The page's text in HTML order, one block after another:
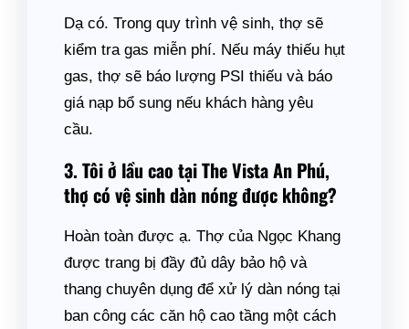
Dạ có. Trong quy trình vệ sinh, thợ sẽ
kiểm tra gas miễn phí. Nếu máy thiếu hụt
gas, thợ sẽ báo lượng PSI thiếu và báo
giá nạp bổ sung nếu khách hàng yêu
cầu.
3. Tôi ở lầu cao tại The Vista An Phú,
thợ có vệ sinh dàn nóng được không?
Hoàn toàn được ạ. Thợ của Ngọc Khang
được trang bị đầy đủ dây bảo hộ và
thang chuyên dụng để xử lý dàn nóng tại
ban công các căn hộ cao tầng một cách